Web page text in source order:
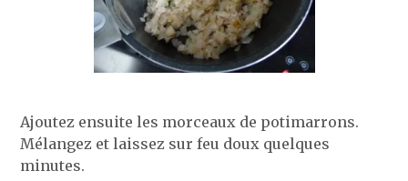
Ajoutez ensuite les morceaux de potimarrons.
Mélangez et laissez sur feu doux quelques
minutes.